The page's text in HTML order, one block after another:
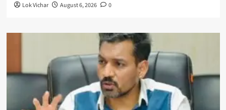
Lok Vichar August 6, 2026 0